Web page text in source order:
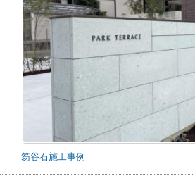
笏谷石施工事例